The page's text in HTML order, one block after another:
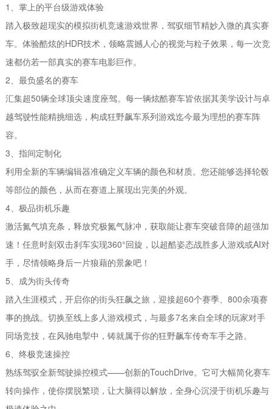
1、掌上的平台级游戏体验
踏入极致超现实的模拟街机竞速游戏世界，驾驭细节精妙入微的真实赛
车。体验酷炫的HDR技术，领略震撼人心的视觉与粒子效果，每一次竞
速都仿若一部真实的赛车电影巨作。
2、最负盛名的赛车
汇集超50辆全球顶尖速度座驾。每一辆炫酷赛车皆依据其美学设计与卓
越驾驶性能精挑细选，构成狂野飙车系列游戏迄今最为理想的赛车阵
容。
3、指间定制化
利用全新的车辆编辑器准确定义车辆的颜色和材质。您还能够选择轮毂
等部位的颜色，从而在赛道上展现出完美的外观。
4、极品街机乐趣
激活氮气填充条，释放究极氮气脉冲，获取能让赛车突破音障的超强加
速！任意时刻双击刹车实现360°回旋，以超酷姿态战胜多人游戏或AI对
手，尽情领略身后一片狼藉的景象吧！
5、成为街头传奇
踏入生涯模式，开启你的街头狂飙之旅，迎接超60个赛季、800余项赛
事的挑战。切换至线上多人游戏模式，与最多7名来自全球的玩家对手
同场竞技，在风驰电掣中，铸就属于你的狂野飙车传奇车手之路。
6、终极竞速操控
熟练驾驭全新驾驶操控模式——创新的TouchDrive。它可大幅简化赛车
转向操作，使你摆脱繁琐，让大脑得以解放，全身心沉浸于街机乐趣与